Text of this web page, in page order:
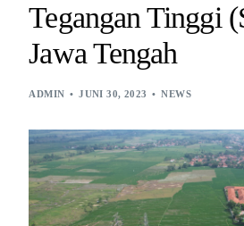
Tegangan Tinggi
Jawa Tengah
ADMIN JUNI 30, 2023 NEWS